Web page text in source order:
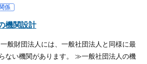
係
機関設計
般財団法人には、一般社団法人と同様に最
ない機関があります。 ≫一般社団法人の機